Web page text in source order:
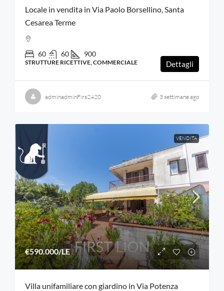
Locale in vendita in Via Paolo Borsellino, Santa
Cesarea Terme
60 60 900
STRUTTURE RICETTIVE, COMMERCIALE Dettagli
adminadminFirs2420 3 settimane ago
VENDITA
€590.000/LE
Villa unifamiliare con giardino in Via Potenza